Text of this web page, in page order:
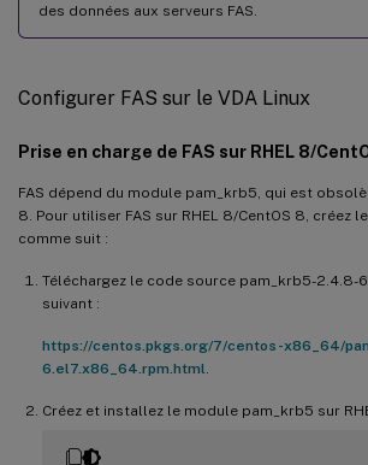
des données aux serveurs FAS.
Configurer FAS sur le VDA Linux
Prise en charge de FAS sur RHEL 8/
FAS dépend du module pam_krb5, qui est
8. Pour utiliser FAS sur RHEL 8/CentOS 8, créez
comme suit :
Téléchargez le code source pam_krb5-2.4.8-
suivant :
https://centos.pkgs.org/7/centos-x86_64/
6.el7.x86_64.rpm.html
Créez et installez le module pam_krb5 sur